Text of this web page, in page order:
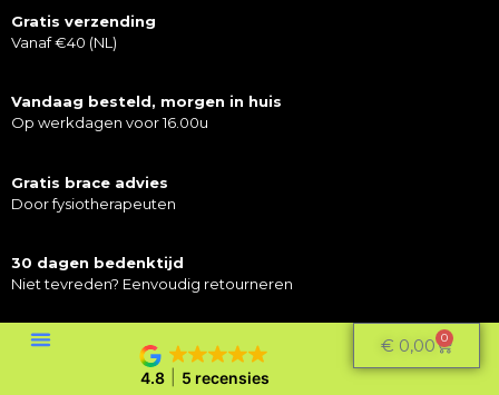
Gratis verzending
Vanaf €40 (NL)
Vandaag besteld, morgen in huis
Op werkdagen voor 16.00u
Gratis brace advies
Door fysiotherapeuten
30 dagen bedenktijd
Niet tevreden? Eenvoudig retourneren
4.8 5 recensies
€ 0,00 0